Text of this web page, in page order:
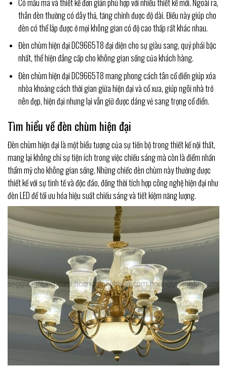
Có mẫu mã và thiết kế đơn giản phù hợp với nhiều thiết kế mới. Ngoài ra,
thân đèn thường có dây thả, tăng chỉnh được độ dài. Điều này giúp cho
đèn có thể lắp được ở mọi không gian có độ cao thấp rất khác nhau.
Đèn chùm hiện đại DC9665T8 đại diện cho sự giàu sang, quý phái bậc
nhất, thể hiện đẳng cấp cho không gian sống của khách hàng.
Đèn chùm hiện đại DC9665T8 mang phong cách tân cổ điển giúp xóa
nhòa khoảng cách thời gian giữa hiện đại và cổ xưa, giúp ngôi nhà trở
nên đẹp, hiện đại nhưng lại vẫn giữ được dáng vẻ sang trọng cổ điển.
Tìm hiểu về đèn chùm hiện đại
Đèn chùm hiện đại là một biểu tượng của sự tiến bộ trong thiết kế nội thất,
mang lại không chỉ sự tiện ích trong việc chiếu sáng mà còn là điểm nhấn
thẩm mỹ cho không gian sống. Những chiếc đèn chùm này thường được
thiết kế với sự tinh tế và độc đáo, đồng thời tích hợp công nghệ hiện đại như
đèn LED để tối ưu hóa hiệu suất chiếu sáng và tiết kiệm năng lượng.